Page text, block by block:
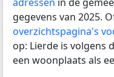
gegevens van 2025.
overzichtspagina's
op: Lierde is volgens
een woonplaats als